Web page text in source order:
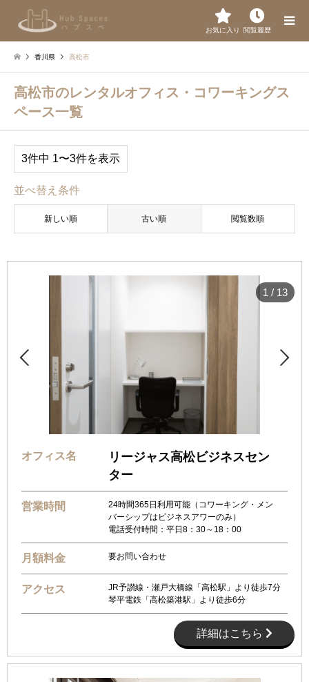
お気に入り 閲覧履歴
香川県 高松市
高松市のレンタルオフィス・コワーキングス
ペース一覧
3件中 1〜3件を表示
並べ替え条件
新しい順 古い順 閲覧数順
 
1 / 13
オフィス名
リージャス高松ビジネスセン
ター
営業時間
24時間365日利用可能（コワーキング・メン
バーシップはビジネスアワーのみ）
電話受付時間：平日8：30～18：00
月額料金 要お問い合わせ
アクセス
JR予讃線・瀬戸大橋線「高松駅」より徒歩7分
琴平電鉄「高松築港駅」より徒歩6分
詳細はこちら